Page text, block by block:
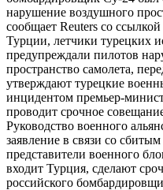
нарушение воздушного
сообщает Reuters со
Турции, летчики турецких
предупреждали пилотов
пространство самолета,
утверждают турецкие
инцидентом премьер-
проводит срочное
Руководство военного
заявление в связи со
представители военного
входит Турция, сделают
российского